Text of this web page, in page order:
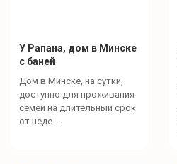
У Рапана, дом в Минске
с баней
Дом в Минске, на сутки,
доступно для проживания
семей на длительный срок
от неде...